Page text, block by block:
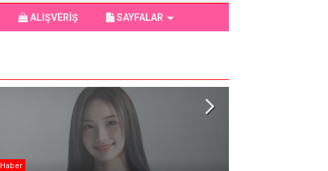
ALIŞVERİŞ SAYFALAR
Haber